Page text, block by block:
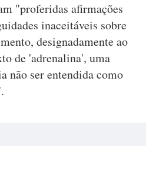
"proferidas afirmações
inaceitáveis sobre
designadamente ao
de 'adrenalina', uma
não ser entendida como